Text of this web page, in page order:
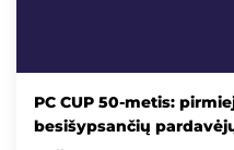
PC CUP 50-metis:
besišypsančių